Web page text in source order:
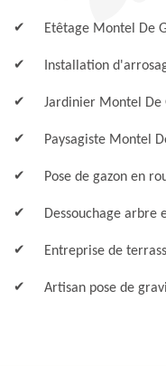
Etêtage Montel De
Installation
Jardinier Montel De
Paysagiste Montel
Pose de gazon en
Dessouchage arbre
Entreprise de
Artisan pose de